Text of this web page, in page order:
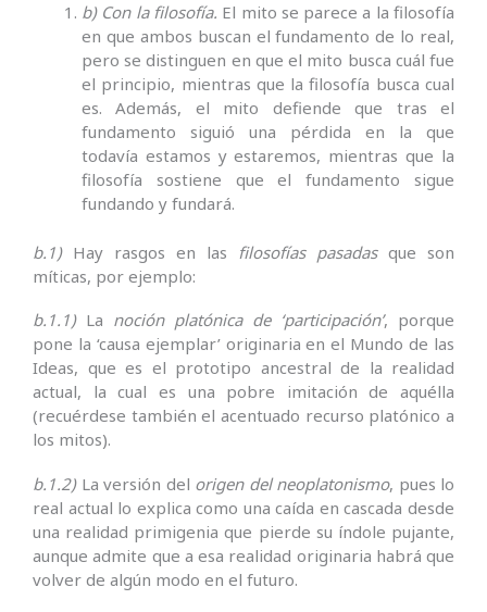
b) Con la filosofía. El mito se parece a la filosofía
en que ambos buscan el fundamento de lo real,
pero se distinguen en que el mito busca cuál fue
el principio, mientras que la filosofía busca cual
es. Además, el mito defiende que tras el
fundamento siguió una pérdida en la que
todavía estamos y estaremos, mientras que la
filosofía sostiene que el fundamento sigue
fundando y fundará.
b.1)Hay rasgos en las filosofías pasadasque son
míticas, por ejemplo:
b.1.1)La noción platónica de ‘participación’, porque
pone la ‘causa ejemplar’ originaria en el Mundo de las
Ideas, que es el prototipo ancestral de la realidad
actual, la cual es una pobre imitación de aquélla
(recuérdese también el acentuado recurso platónico a
los mitos).
b.1.2)La versión del origen del neoplatonismo, pues lo
real actual lo explica como una caída en cascada desde
una realidad primigenia que pierde su índole pujante,
aunque admite que a esa realidad originaria habrá que
volver de algún modo en el futuro.